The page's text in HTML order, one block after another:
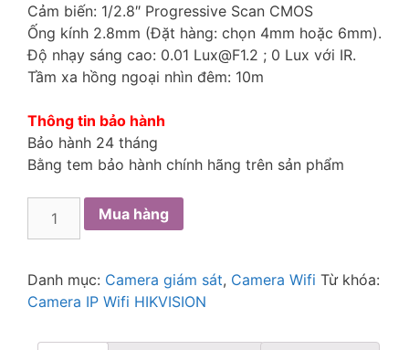
Cảm biến: 1/2.8″ Progressive Scan CMOS
Ống kính 2.8mm (Đặt hàng: chọn 4mm hoặc 6mm).
Độ nhạy sáng cao: 0.01 Lux@F1.2 ; 0 Lux với IR.
Tầm xa hồng ngoại nhìn đêm: 10m
Thông tin bảo hành
Bảo hành 24 tháng
Bằng tem bảo hành chính hãng trên sản phẩm
Mua hàng
Danh mục: Camera giám sát, Camera Wifi Từ khóa:
Camera IP Wifi HIKVISION